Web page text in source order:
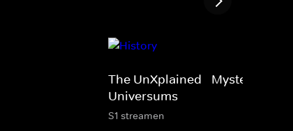
The UnXplained - Mysterien des
Universums
S1 streamen